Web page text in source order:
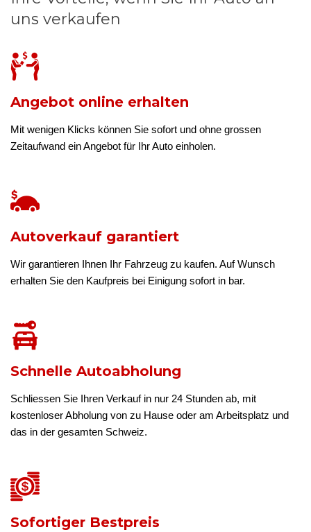
uns verkaufen
Angebot online erhalten
Mit wenigen Klicks können Sie sofort und ohne grossen
Zeitaufwand ein Angebot für Ihr Auto einholen.
Autoverkauf garantiert
Wir garantieren Ihnen Ihr Fahrzeug zu kaufen. Auf Wunsch
erhalten Sie den Kaufpreis bei Einigung sofort in bar.
Schnelle Autoabholung
Schliessen Sie Ihren Verkauf in nur 24 Stunden ab, mit
kostenloser Abholung von zu Hause oder am Arbeitsplatz und
das in der gesamten Schweiz.
Sofortiger Bestpreis